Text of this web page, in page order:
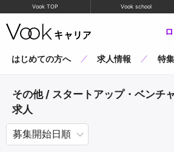
Vook TOP Vook school
はじめての方へ 求人情報 特
その他 / スタートアップ・ベンチ
求人